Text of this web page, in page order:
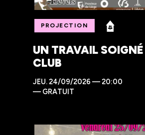
PROJECTION
UN TRAVAIL
CLUB
JEU.24/09/2026 — 20:00
— GRATUIT